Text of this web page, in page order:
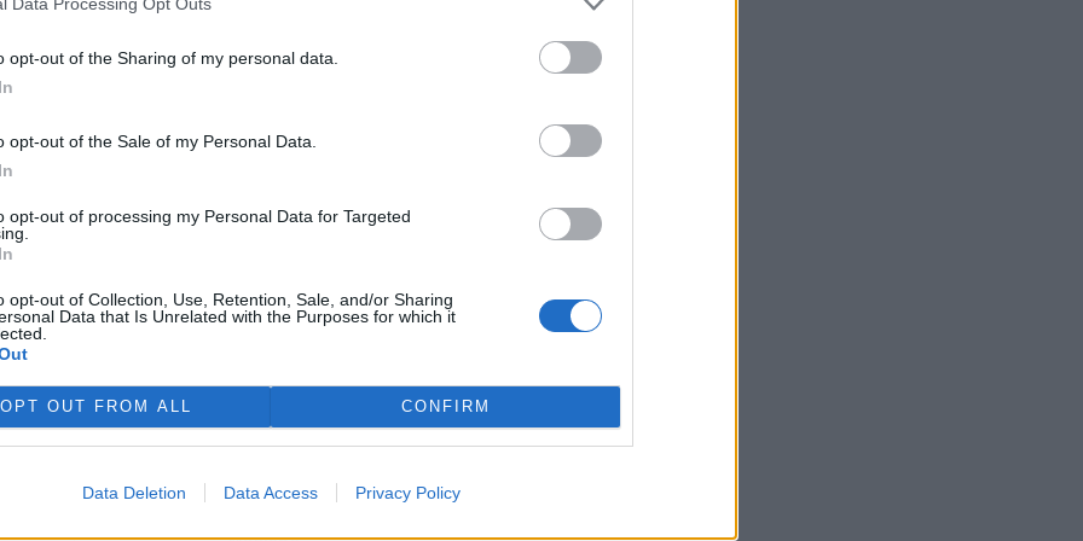
opt-out of the Sharing of my personal data.
opt-out of the Sale of my Personal Data.
opt-out of processing my Personal Data for Targeted
opt-out of Collection, Use, Retention, Sale, and/or Sharing
Data that Is Unrelated with the Purposes for which it
OPT OUT FROM ALL CONFIRM
Data Deletion Data Access Privacy Policy
zemědělství dolehnout.
rozpočtové krizi, když ústavní soud označil převod 60
fondu za protizákonný. Ve státní pokladně tak
peníze se vláda rozhodla získat v nových
počínaje dneškem ukončilo státní podporu nákupu
končí s regulací cen elektřiny, plynu a dálkového tepla,
2024. Scholz rovněž oznámil zastavení dotací, které